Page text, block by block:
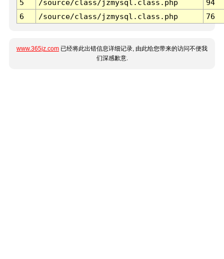
5
/source/class/jzmysql.class.php
94
6
/source/class/jzmysql.class.php 76
www.365jz.com 已经将此出错信息详细记录, 由此给您带来的访问不便我
们深感歉意.